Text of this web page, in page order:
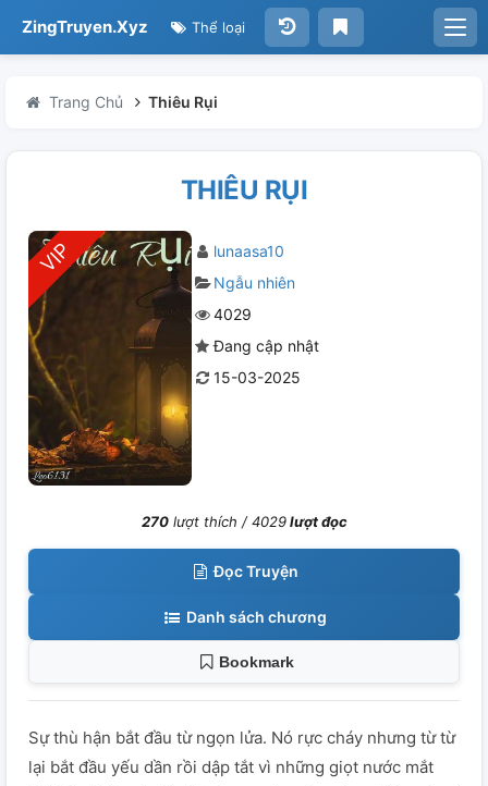
ZingTruyen.Xyz Thể loại
Trang Chủ Thiêu Rụi
THIÊU RỤI
lunaasa10
Ngẫu nhiên
4029
Đang cập nhật
15-03-2025
270lượt thích /4029lượt đọc
Đọc Truyện
Danh sách chương
Bookmark
Sự thù hận bắt đầu từ ngọn lửa. Nó rực cháy nhưng từ từ
lại bắt đầu yếu dần rồi dập tắt vì những giọt nước mắt